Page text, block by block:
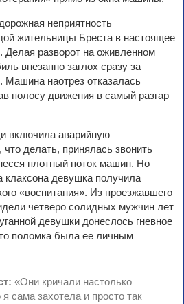
неприятность
жительницы Бреста в настоящее
Делая разворот на оживленном
внезапно заглох сразу за
наотрез отказалась
полосу движения в самый разгар
включила аварийную
делать, принялась звонить
плотный поток машин. Но
клаксона девушка получила
«воспитания». Из проезжавшего
четверо солидных мужчин лет
девушки донеслось гневное
поломка была ее личным
«Они кричали настолько
я сама захотела и просто так